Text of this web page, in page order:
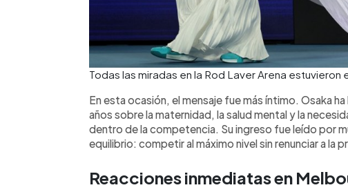
Todas las miradas en la Rod Laver Arena estuvieron
En esta ocasión, el mensaje fue más íntimo. Osaka
años sobre la maternidad, la salud mental y la
dentro de la competencia. Su ingreso fue leído por
equilibrio: competir al máximo nivel sin renunciar a la
Reacciones inmediatas en